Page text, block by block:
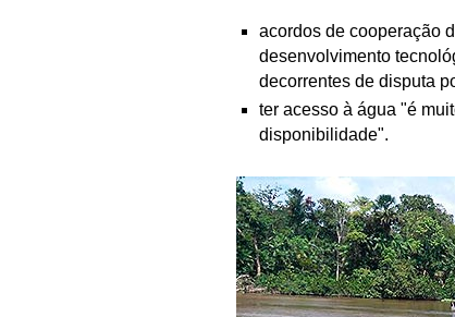
acordos de cooperação
desenvolvimento
decorrentes de disputa
ter acesso à água "é
disponibilidade".